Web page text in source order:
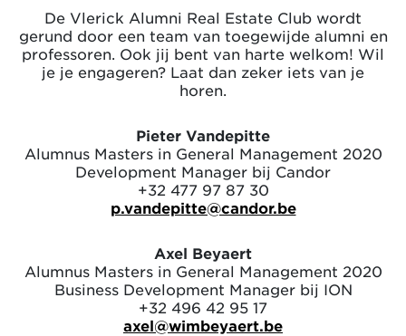
De Vlerick Alumni Real Estate Club wordt
gerund door een team van toegewijde alumni en
professoren. Ook jij bent van harte welkom! Wil
je je engageren? Laat dan zeker iets van je
horen.
Pieter Vandepitte
Alumnus Masters in General Management 2020
Development Manager bij Candor
+32 477 97 87 30
p.vandepitte@candor.be
Axel Beyaert
Alumnus Masters in General Management 2020
Business Development Manager bij ION
+32 496 42 95 17
axel@wimbeyaert.be